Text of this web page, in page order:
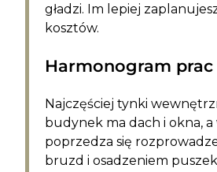
gładzi. Im lepiej
kosztów.
Harmonogram
Najczęściej tynki
budynek ma dach i okna,
poprzedza się
bruzd i osadzeniem